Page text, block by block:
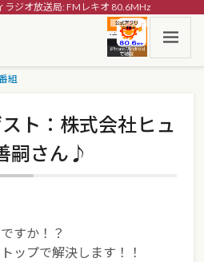
ラジオ放送局: FMレキオ 80.6MHz
組
ト：株式会社ヒュ
嗣さん♪
すか！？
ップで解決します！！